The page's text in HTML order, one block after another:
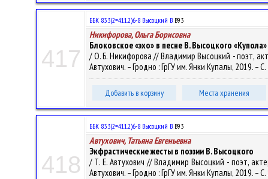
417
ББК 83.3(2=411.2)6-8 Высоцкий В.В93
Никифорова, Ольга Борисовна
Блоковское «эхо» в песне В. Высоцкого «Купола»
/ О. Б. Никифорова // Владимир Высоцкий - поэт,
Автухович. – Гродно : ГрГУ им. Янки Купалы, 2019. –
Добавить в корзину Места хранения
418
ББК 83.3(2=411.2)6-8 Высоцкий В.В93
Автухович, Татьяна Евгеньевна
Экфрастические жесты в поэзии В. Высоцкого
/ Т. Е. Автухович // Владимир Высоцкий - поэт,
Автухович. – Гродно : ГрГУ им. Янки Купалы, 2019. –